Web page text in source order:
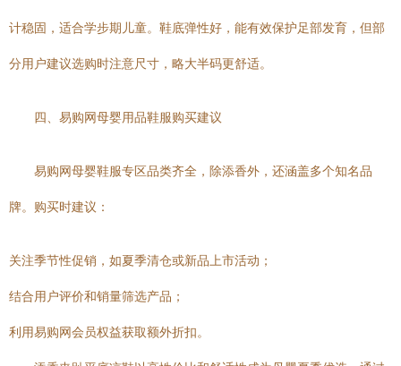
计稳固，适合学步期儿童。鞋底弹性好，能有效保护足部发育，但部
分用户建议选购时注意尺寸，略大半码更舒适。
四、易购网母婴用品鞋服购买建议
易购网母婴鞋服专区品类齐全，除添香外，还涵盖多个知名品
牌。购买时建议：
关注季节性促销，如夏季清仓或新品上市活动；
结合用户评价和销量筛选产品；
利用易购网会员权益获取额外折扣。